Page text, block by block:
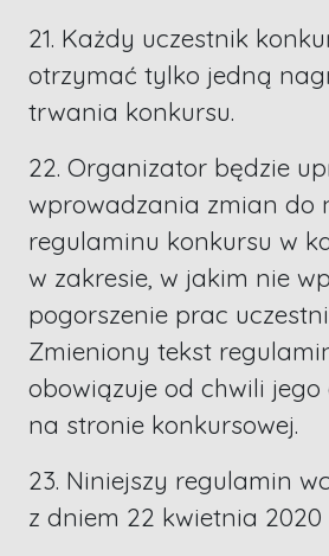
21. Każdy uczestnik
otrzymać tylko jedną
trwania konkursu.
22. Organizator będzie
wprowadzania zmian do
regulaminu konkursu w
w zakresie, w jakim nie
pogorszenie prac
Zmieniony tekst
obowiązuje od chwili
na stronie konkursowej.
23. Niniejszy regulamin
z dniem 22 kwietnia 2020